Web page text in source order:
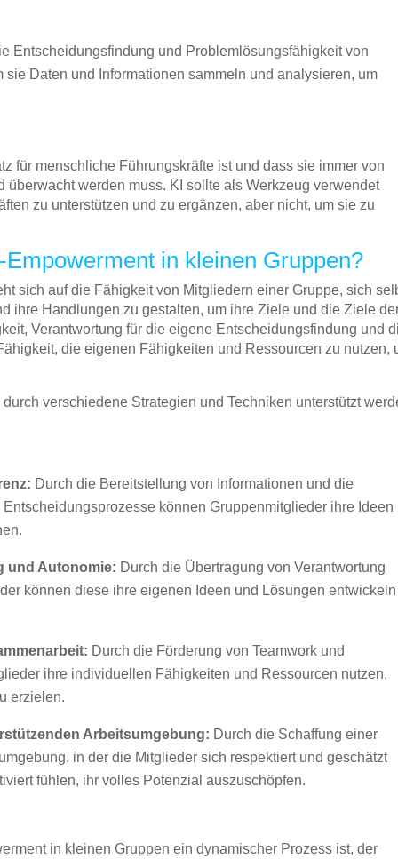
Entscheidungsfindung und Problemlösungsfähigkeit von
Daten und Informationen sammeln und analysieren, um
für menschliche Führungskräfte ist und dass sie immer von
werden muss. KI sollte als Werkzeug verwendet
zu unterstützen und zu ergänzen, aber nicht, um sie zu
in kleinen Gruppen?
sich auf die Fähigkeit von Mitgliedern einer Gruppe, sich
ihre Handlungen zu gestalten, um ihre Ziele und die Ziele
Verantwortung für die eigene Entscheidungsfindung und
die eigenen Fähigkeiten und Ressourcen zu nutzen,
verschiedene Strategien und Techniken unterstützt
Durch die Bereitstellung von Informationen und die
können Gruppenmitglieder ihre Ideen
und Autonomie: Durch die Übertragung von Verantwortung
können diese ihre eigenen Ideen und Lösungen entwickeln
Durch die Förderung von Teamwork und
ihre individuellen Fähigkeiten und Ressourcen nutzen,
erzielen.
Arbeitsumgebung: Durch die Schaffung einer
in der die Mitglieder sich respektiert und geschätzt
fühlen, ihr volles Potenzial auszuschöpfen.
in kleinen Gruppen ein dynamischer Prozess ist, der